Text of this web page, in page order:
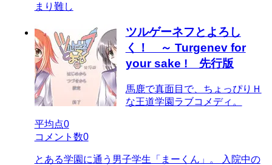
まり難し
ツルゲーネフとよろし
く！ ～ Turgenev for
your sake ! 先行版
馬鹿で真面目で、ちょっぴりＨ
な王道学園ラブコメディ。
平均点0
コメント数0
とある学園に通う男子学生「まーくん」。 入院中の